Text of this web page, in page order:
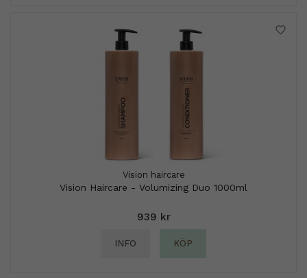
Vision haircare
Vision Haircare - Volumizing Duo 1000ml
939 kr
INFO KÖP